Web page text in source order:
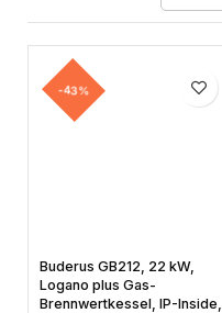
-43%
Buderus GB212, 22 kW,
Logano plus Gas-
Brennwertkessel, IP-Inside,